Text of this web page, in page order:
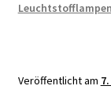
Leuchtstofflampen
Veröffentlicht am